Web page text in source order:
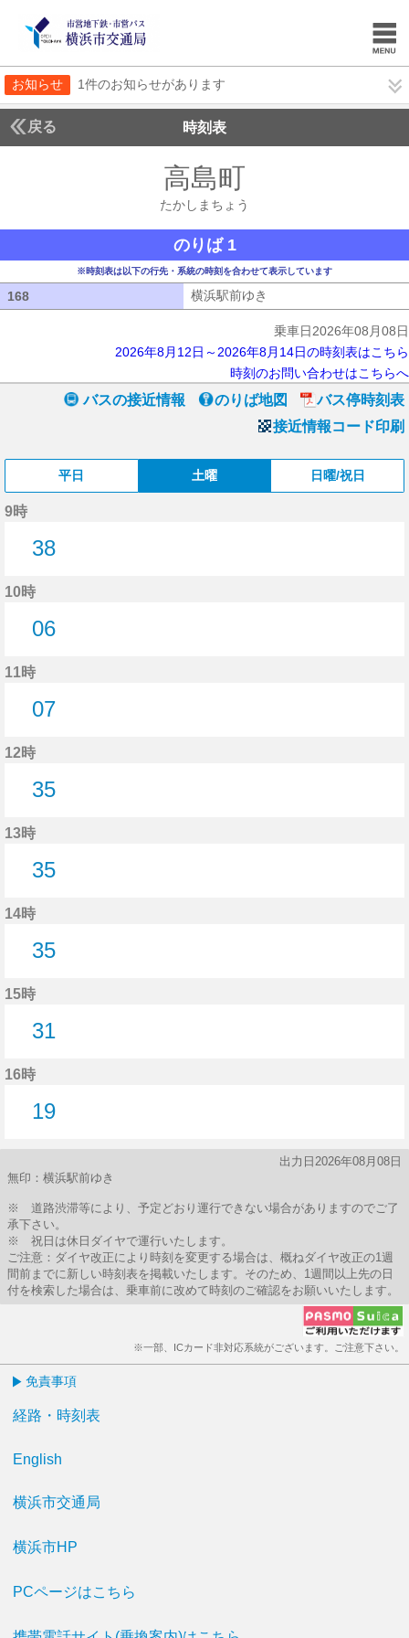
お知らせ 1件のお知らせがあります
戻る 時刻表
高島町
たかしまちょう
のりば 1
※時刻表は以下の行先・系統の時刻を合わせて表示しています
168 横浜駅前ゆき
乗車日2026年08月08日
2026年8月12日～2026年8月14日の時刻表はこちら
時刻のお問い合わせはこちらへ
バスの接近情報 のりば地図
バス停時刻表
接近情報コード印刷
平日 土曜 日曜/祝日
9時
38
10時
06
11時
07
12時
35
13時
35
14時
35
15時
31
16時
19
出力日2026年08月08日
無印：横浜駅前ゆき
※ 道路渋滞等により、予定どおり運行できない場合がありますのでご了
承下さい。
※ 祝日は休日ダイヤで運行いたします。
ご注意：ダイヤ改正により時刻を変更する場合は、概ねダイヤ改正の1週
間前までに新しい時刻表を掲載いたします。そのため、1週間以上先の日
付を検索した場合は、乗車前に改めて時刻のご確認をお願いいたします。
※一部、ICカード非対応系統がございます。ご注意下さい。
免責事項
経路・時刻表
English
横浜市交通局
横浜市HP
PCページはこちら